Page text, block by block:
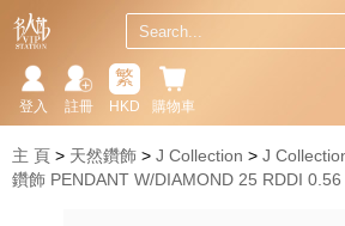
購物車
繁
HKD
註冊
登入
主 頁 天然鑽飾 J Collection
J
鑽飾 PENDANT W/DIAMOND 25 RDDI